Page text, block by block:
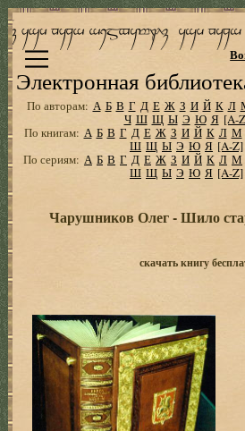
Электронная
По авторам: А Б В Г Д Е Ж З И Й К Л
Ч Ш Щ Ы Э Ю Я [A-
По книгам: А Б В Г Д Е Ж З И Й К Л М
Ш Щ Ы Э Ю Я [A-Z]
По сериям: А Б В Г Д Е Ж З И Й К Л М
Ш Щ Ы Э Ю Я [A-Z]
Чарушников Олег - Шило
скачать книгу